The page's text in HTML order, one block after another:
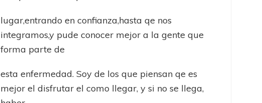
lugar,entrando en confianza,hasta qe nos
integramos,y pude conocer mejor a la gente que
forma parte de
esta enfermedad. Soy de los que piensan qe es
mejor el disfrutar el como llegar, y si no se llega,